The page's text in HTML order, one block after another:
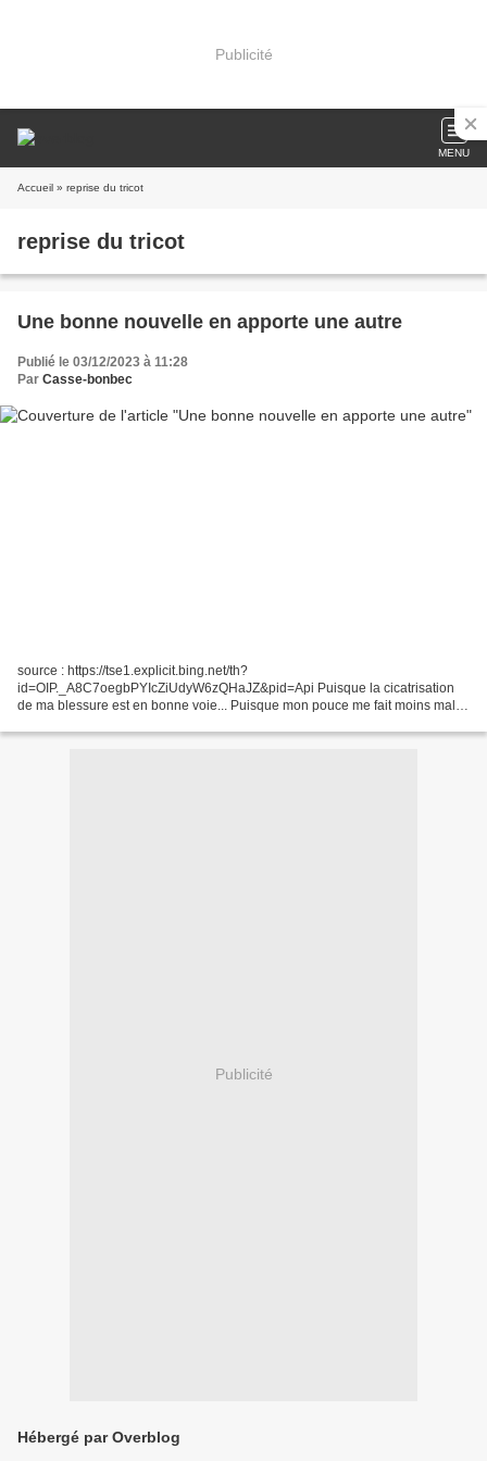
Publicité
MENU
Accueil » reprise du tricot
reprise du tricot
Une bonne nouvelle en apporte une autre
Publié le 03/12/2023 à 11:28
Par Casse-bonbec
source : https://tse1.explicit.bing.net/th?
id=OIP._A8C7oegbPYIcZiUdyW6zQHaJZ&pid=Api Puisque la cicatrisation
de ma blessure est en bonne voie... Puisque mon pouce me fait moins mal
Publicité
Hébergé par Overblog